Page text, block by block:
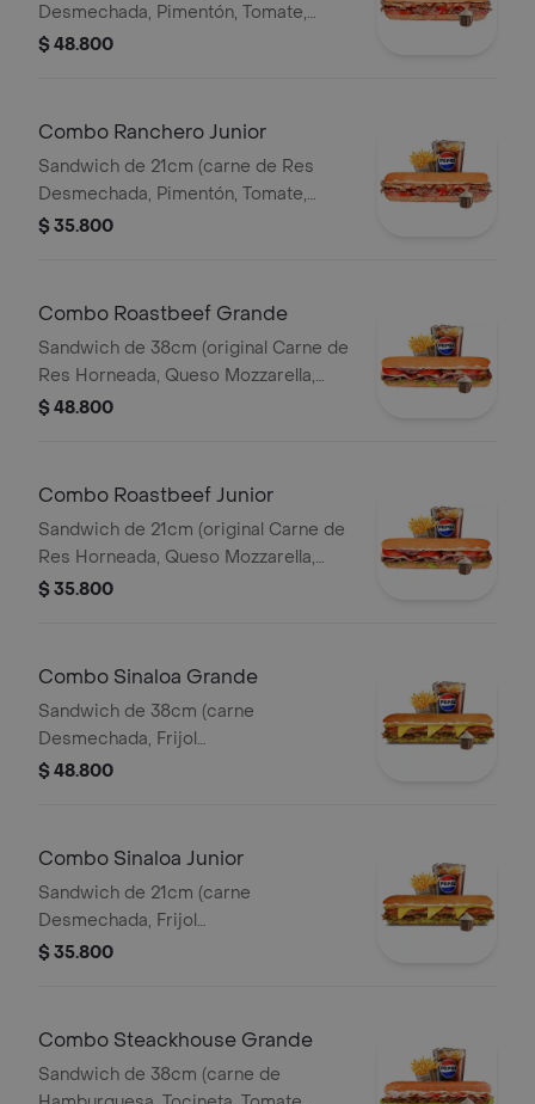
Desmechada, Pimentón, Tomate,
Tocineta, Lechuga, Queso Mozzarella,
$ 48.800
Combo Ranchero Junior
Sandwich de 21cm (carne de Res
Desmechada, Pimentón, Tomate,
Tocineta, Lechuga, Queso Mozzarella,
$ 35.800
Combo Roastbeef Grande
Sandwich de 38cm (original Carne de
Res Horneada, Queso Mozzarella,
Tomate, Lechuga, Salsa BBQ y Salsa
$ 48.800
Combo Roastbeef Junior
Sandwich de 21cm (original Carne de
Res Horneada, Queso Mozzarella,
Tomate, Lechuga, Salsa BBQ y Salsa
$ 35.800
Combo Sinaloa Grande
Sandwich de 38cm (carne
Desmechada, Frijol
Refrito,guacamole,jalapeños,pico de
Pet400ml.
$ 48.800
Combo Sinaloa Junior
Sandwich de 21cm (carne
Desmechada, Frijol
Refrito,guacamole,jalapeños,pico de
Pet400ml.
$ 35.800
Combo Steackhouse Grande
Sandwich de 38cm (carne de